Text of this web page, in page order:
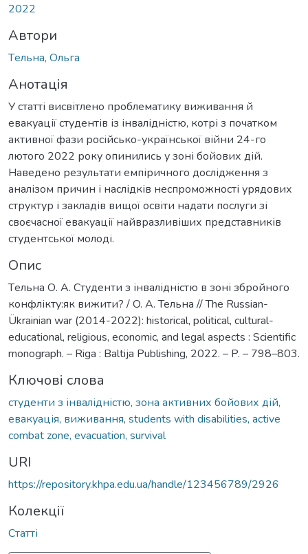
2022
Автори
Tельна, Ольга
Анотація
У статті висвітлено проблематику виживання й
евакуації студентів із інвалідністю, котрі з початком
активної фази російсько-української війни 24-го
лютого 2022 року опинились у зоні бойових дій.
Наведено результати емпіричного дослідження з
аналізом причин і наслідків неспроможності урядових
структур і закладів вищої освіти надати послуги зі
своєчасної евакуації найвразливіших представників
студентської молоді.
Опис
Tельна О. А. Студенти з інвалідністю в зоні збройного
конфлікту:як вижити? / O. A. Тельна // The Russian-
Ükrainian war (2014-2022): historical, political, cultural-
educational, religious, economic, and legal aspects : Scientific
monograph. – Riga : Baltija Publishing, 2022. – P. – 798–803.
Ключові слова
студенти з інвалідністю, зона активних бойових дій,
евакуація, виживання, students with disabilities, active
combat zone, evacuation, survival
URI
https://repository.khpa.edu.ua/handle/123456789/2926
Колекції
Статті